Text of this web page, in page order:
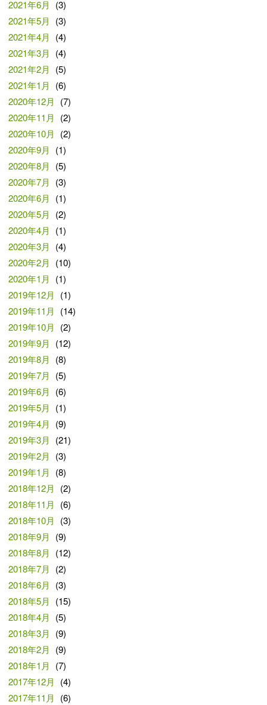
2021年6月
(3)
2021年5月
(3)
2021年4月
(4)
2021年3月
(4)
2021年2月
(5)
2021年1月
(6)
2020年12月
(7)
2020年11月
(2)
2020年10月
(2)
2020年9月
(1)
2020年8月
(5)
2020年7月
(3)
2020年6月
(1)
2020年5月
(2)
2020年4月
(1)
2020年3月
(4)
2020年2月
(10)
2020年1月
(1)
2019年12月
(1)
2019年11月
(14)
2019年10月
(2)
2019年9月
(12)
2019年8月
(8)
2019年7月
(5)
2019年6月
(6)
2019年5月
(1)
2019年4月
(9)
2019年3月
(21)
2019年2月
(3)
2019年1月
(8)
2018年12月
(2)
2018年11月
(6)
2018年10月
(3)
2018年9月
(9)
2018年8月
(12)
2018年7月
(2)
2018年6月
(3)
2018年5月
(15)
2018年4月
(5)
2018年3月
(9)
2018年2月
(9)
2018年1月
(7)
2017年12月
(4)
2017年11月
(6)